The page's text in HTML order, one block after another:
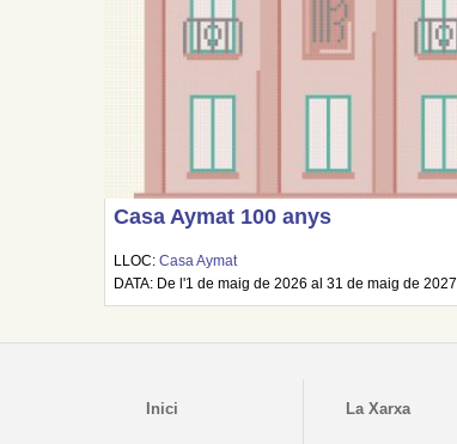
Casa Aymat 100 anys
LLOC:Casa Aymat
DATA: De l'1 de maig de 2026 al 31 de maig de 2027
Inici La Xarxa